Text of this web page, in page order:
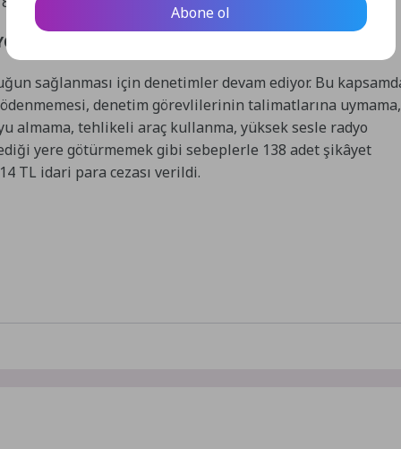
sağlanması için denetimler devam ediyor. Bu
denetim görevlilerinin talimatlarına uymama,
almama, tehlikeli araç kullanma, yüksek sesle radyo
yere götürmemek gibi sebeplerle 138 adet şikâyet
TL idari para cezası verildi.
Abone ol